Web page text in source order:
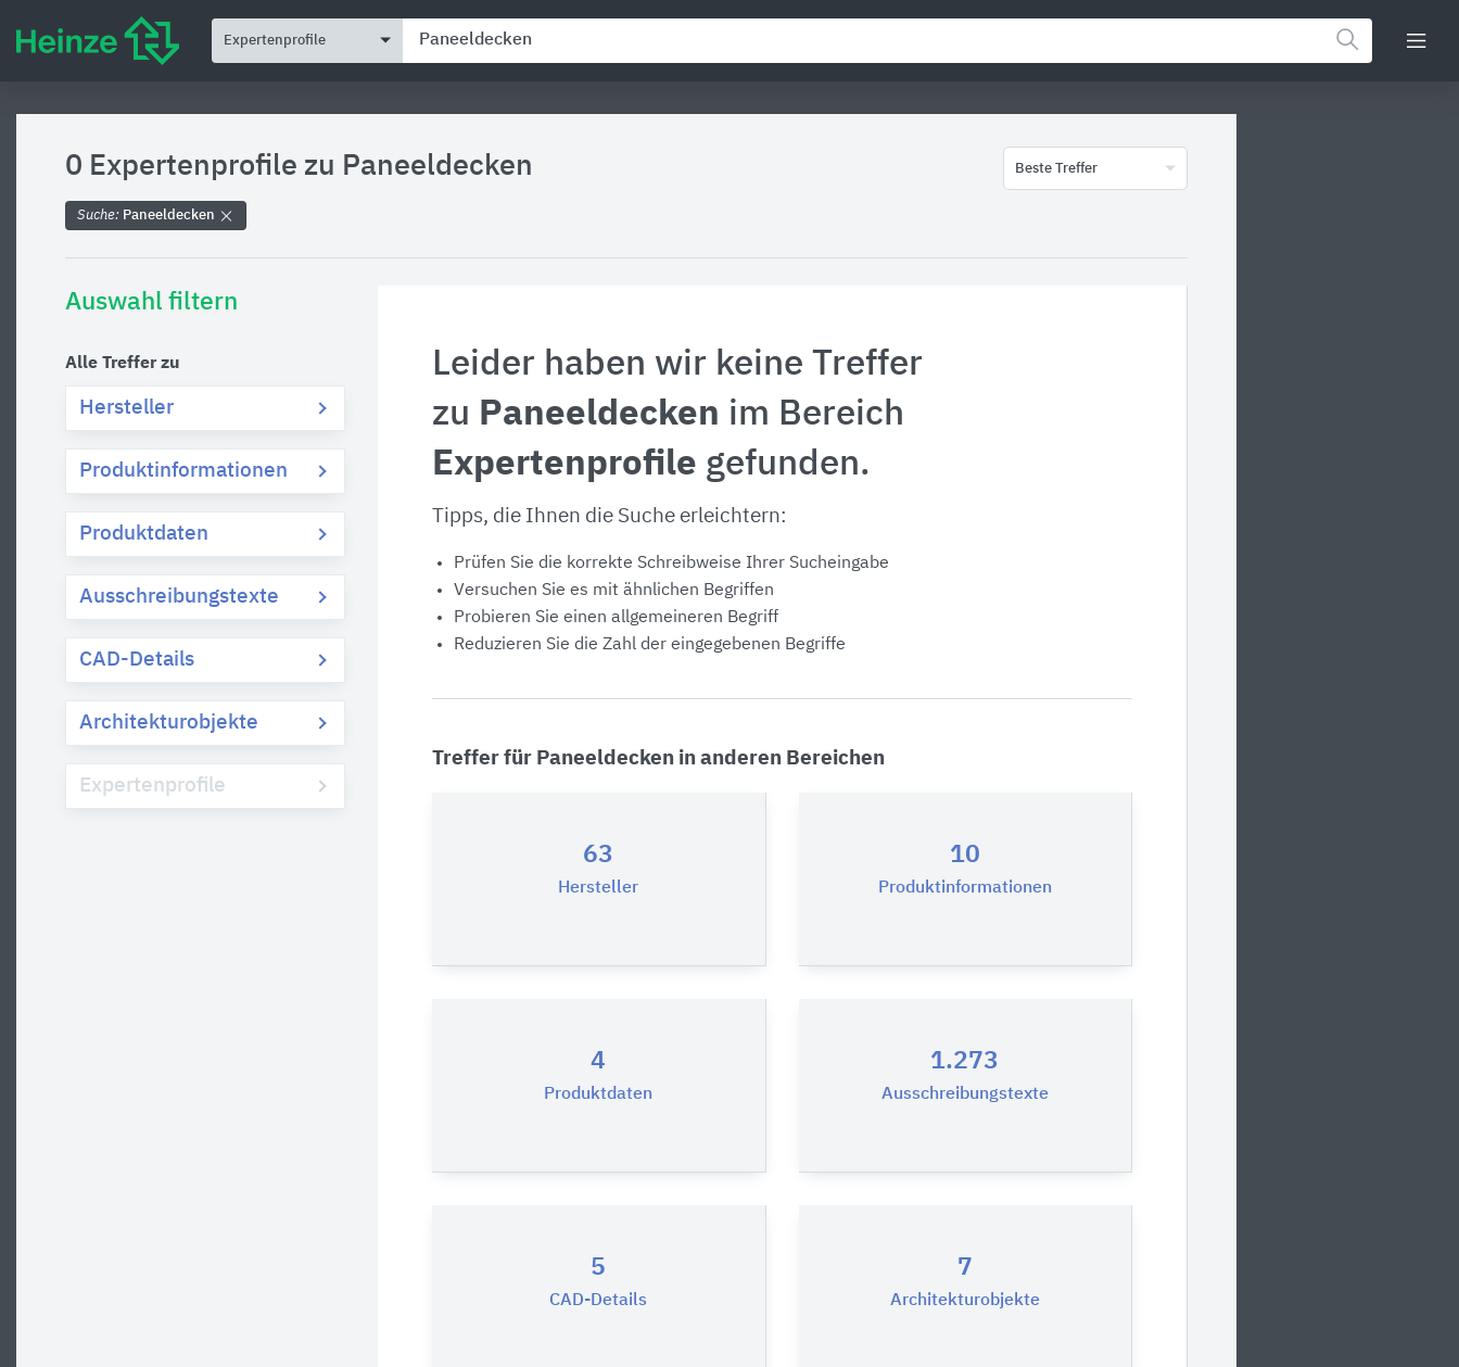
Expertenprofile
0 Expertenprofile zu Paneeldecken Beste Treffer
Suche: Paneeldecken
Auswahl filtern
Alle Treffer zu
Hersteller
Produktinformationen
Produktdaten
Ausschreibungstexte
CAD-Details
Architekturobjekte
Expertenprofile
Leider haben wir keine Treffer
zu Paneeldecken im Bereich
Expertenprofile gefunden.
Tipps, die Ihnen die Suche erleichtern:
Prüfen Sie die korrekte Schreibweise Ihrer Sucheingabe
Versuchen Sie es mit ähnlichen Begriffen
Probieren Sie einen allgemeineren Begriff
Reduzieren Sie die Zahl der eingegebenen Begriffe
Treffer für Paneeldecken in anderen Bereichen
63
Hersteller
10
Produktinformationen
4
Produktdaten
1.273
Ausschreibungstexte
5
CAD-Details
7
Architekturobjekte